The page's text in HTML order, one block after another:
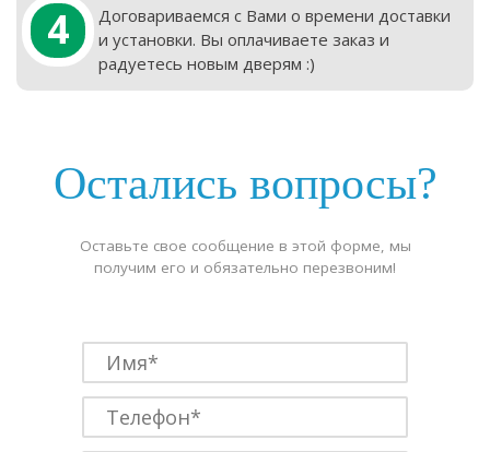
4
Договариваемся с Вами о времени доставки
и установки. Вы оплачиваете заказ и
радуетесь новым дверям :)
Остались вопросы?
Оставьте свое сообщение в этой форме, мы
получим его и обязательно перезвоним!